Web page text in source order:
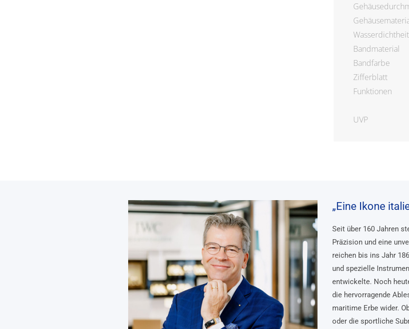
Wasserdichtheit
Bandmaterial
Bandfarbe
Zifferblatt
Funktionen
UVP
„Eine Ikone
Seit über 160 Jahren
Präzision und eine
reichen bis ins Jahr
und spezielle
entwickelte. Noch
die hervorragende
maritime Erbe wider.
oder die sportliche